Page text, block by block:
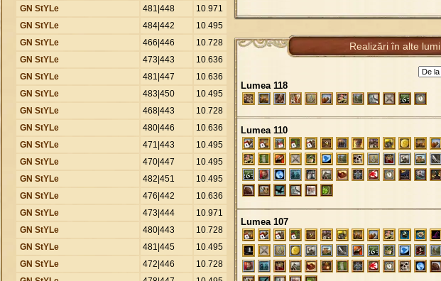
GN StYLe
481|448 10.971
GN StYLe
484|442 10.495
GN StYLe
466|446 10.728
GN StYLe
473|443 10.636
GN StYLe
481|447 10.636
GN StYLe
483|450 10.495
GN StYLe
468|443 10.728
GN StYLe
480|446 10.636
GN StYLe
471|443 10.495
GN StYLe
470|447 10.495
GN StYLe
482|451 10.495
GN StYLe
476|442 10.636
GN StYLe
473|444 10.971
GN StYLe
480|443 10.728
GN StYLe
481|445 10.495
GN StYLe
472|446 10.728
Realizări în alte lumi
Lumea 118
Lumea 110
Lumea 107